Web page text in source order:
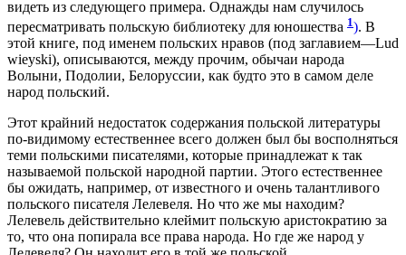
видеть из следующего примера. Однажды нам случилось
пересматривать польскую библиотеку для юношества 1). В
этой книге, под именем польских нравов (под заглавием—Lud
wieyski), описываются, между прочим, обычаи народа
Волыни, Подолии, Белоруссии, как будто это в самом деле
народ польский.
Этот крайний недостаток содержания польской литературы
по-видимому естественнее всего должен был бы восполняться
теми польскими писателями, которые принадлежат к так
называемой польской народной партии. Этого естественнее
бы ожидать, например, от известного и очень талантливого
польского писателя Лелевеля. Но что же мы находим?
Лелевель действительно клеймит польскую аристократию за
то, что она попирала все права народа. Но где же народ у